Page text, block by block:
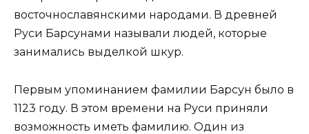
восточнославянскими народами. В древней
Руси Барсунами называли людей, которые
занимались выделкой шкур.
Первым упоминанием фамилии Барсун было в
1123 году. В этом времени на Руси приняли
возможность иметь фамилию. Один из